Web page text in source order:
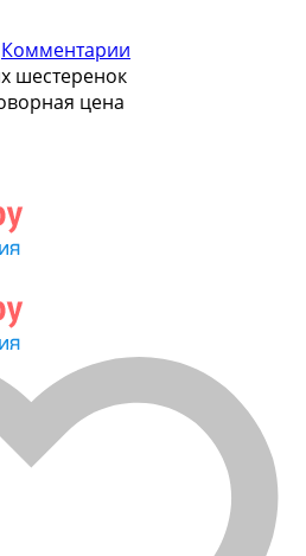
Комментарии
шестеренок
цена